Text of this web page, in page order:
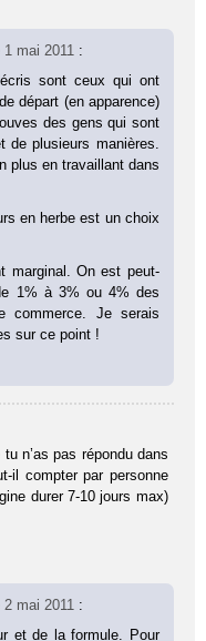
1 mai 2011 :
sont ceux qui ont
départ (en apparence)
des gens qui sont
de plusieurs manières.
plus en travaillant dans
en herbe est un choix
marginal. On est peut-
1% à 3% ou 4% des
commerce. Je serais
sur ce point !
n’as pas répondu dans
il compter par personne
durer 7-10 jours max)
2 mai 2011 :
et de la formule. Pour